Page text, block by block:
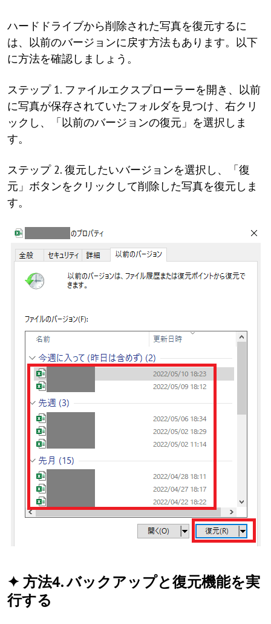
ハードドライブから削除された写真を復元するに
は、以前のバージョンに戻す方法もあります。以下
に方法を確認しましょう。
ステップ 1. ファイルエクスプローラーを開き、以前
に写真が保存されていたフォルダを見つけ、右クリ
ックし、「以前のバージョンの復元」を選択しま
す。
ステップ 2. 復元したいバージョンを選択し、「復
元」ボタンをクリックして削除した写真を復元しま
す。
✦ 方法4. バックアップと復元機能を実
行する